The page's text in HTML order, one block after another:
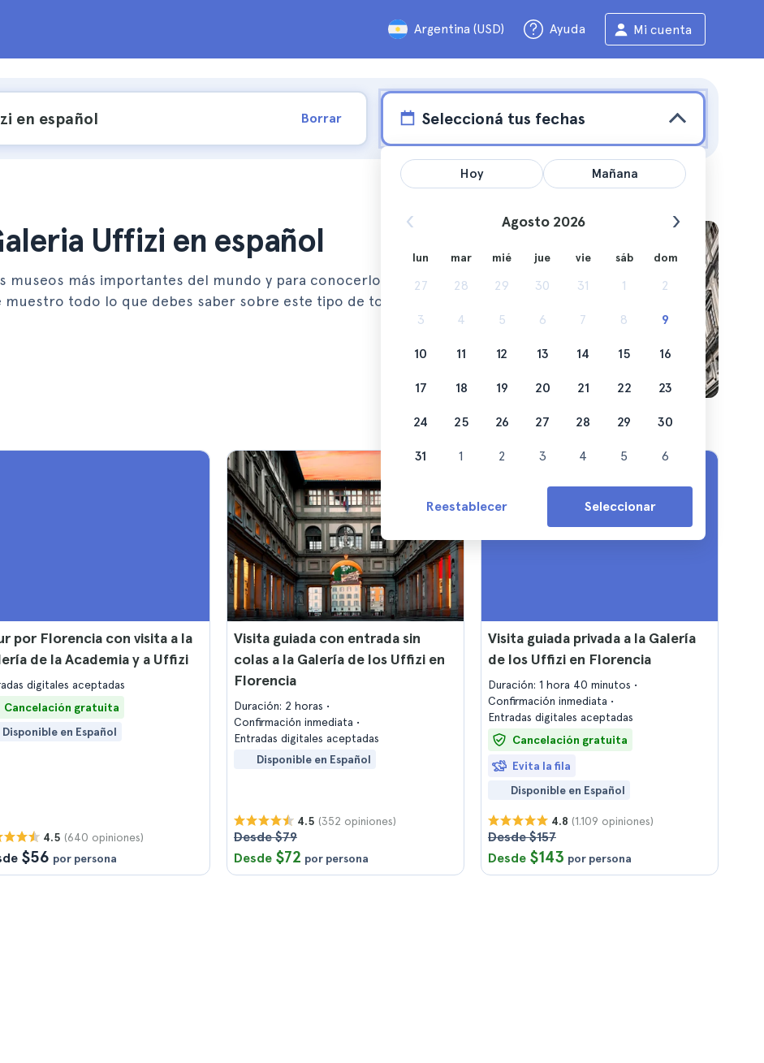
Argentina (USD) Ayuda Mi cuenta
Borrar Seleccioná tus fechas
Uffizi en español
museos más importantes del mundo y para conocerlo lo mejor
muestro todo lo que debes saber sobre este tipo de tours
por Florencia con visita a la
de la Academia y a Uffizi
digitales aceptadas
Cancelación gratuita
Disponible en Español
4.5 (640 opiniones)
$56 por persona
Visita guiada con entrada sin
colas a la Galería de los Uffizi en
Florencia
Duración: 2 horas
Confirmación inmediata
Entradas digitales aceptadas
Disponible en Español
4.5 (352 opiniones)
Desde $79
Desde $72 por persona
Visita guiada privada a la Galería
de los Uffizi en Florencia
Duración: 1 hora 40 minutos
Confirmación inmediata
Entradas digitales aceptadas
Cancelación gratuita
Evita la fila
Disponible en Español
4.8 (1.109 opiniones)
Desde $157
Desde $143 por persona
Hoy Mañana
Agosto 2026
lun mar mié jue vie sáb dom
27 28 29 30 31 1 2
3 4 5 6 7 8 9
10 11 12 13 14 15 16
17 18 19 20 21 22 23
24 25 26 27 28 29 30
31 1 2 3 4 5 6
Reestablecer Seleccionar